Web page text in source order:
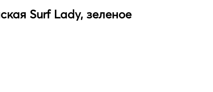
Surf Lady, зеленое